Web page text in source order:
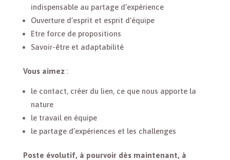
indispensable au partage d’expérience
Ouverture d’esprit et esprit d’équipe
Etre force de propositions
Savoir-être et adaptabilité
Vous aimez:
le contact, créer du lien, ce que nous apporte la
nature
le travail en équipe
le partage d’expériences et les challenges
Poste évolutif, à pourvoir dès maintenant, à